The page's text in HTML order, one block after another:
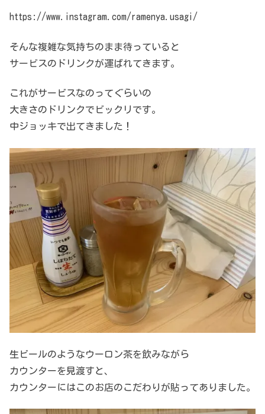
https://www.instagram.com/ramenya.usagi/
そんな複雑な気持ちのまま待っていると
サービスのドリンクが運ばれてきます。
これがサービスなのってぐらいの
大きさのドリンクでビックリです。
中ジョッキで出てきました！
生ビールのようなウーロン茶を飲みながら
カウンターを見渡すと、
カウンターにはこのお店のこだわりが貼ってありました。